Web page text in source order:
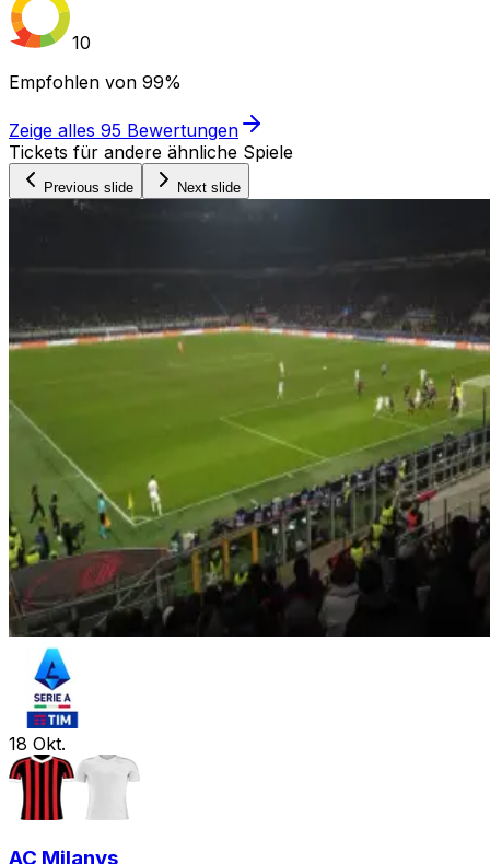
10
Empfohlen von 99%
Zeige alles 95 Bewertungen
Tickets für andere ähnliche Spiele
Previous slide Next slide
18 Okt.
AC Milanvs